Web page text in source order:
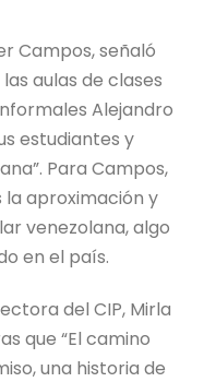
Campos, señaló
aulas de clases
Alejandro
estudiantes y
Para Campos,
la aproximación y
venezolana, algo
en el país.
del CIP, Mirla
que “El camino
una historia de